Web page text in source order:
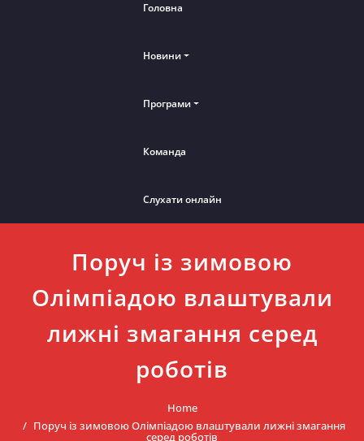
Головна
Новини
Програми
Команда
Слухати онлайн
Поруч із зимовою
Олімпіадою влаштували
лижні змагання серед
роботів
Home
Поруч із зимовою Олімпіадою влаштували лижні змагання
серед роботів